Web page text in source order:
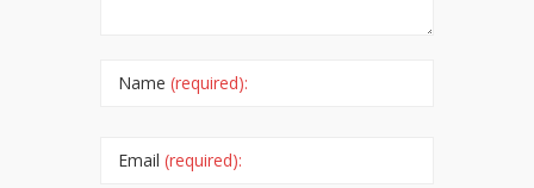
Name (required):
Email (required):